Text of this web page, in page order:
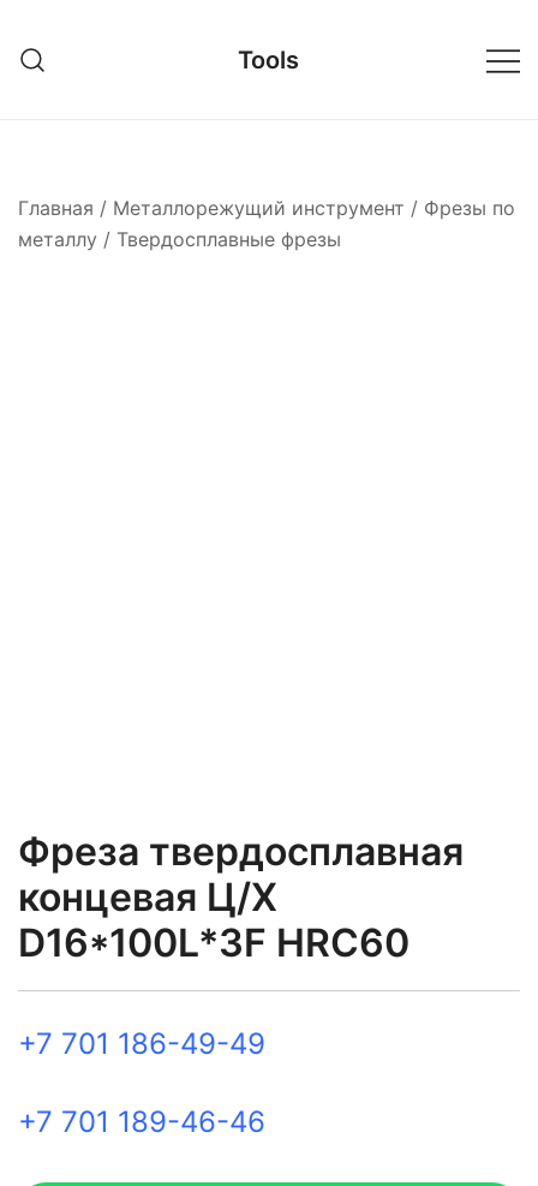
содержимому
Tools
Главная / Металлорежущий инструмент / Фрезы по
металлу / Твердосплавные фрезы
Фреза твердосплавная
концевая Ц/Х
D16*100L*3F HRC60
+7 701 186-49-49
+7 701 189-46-46